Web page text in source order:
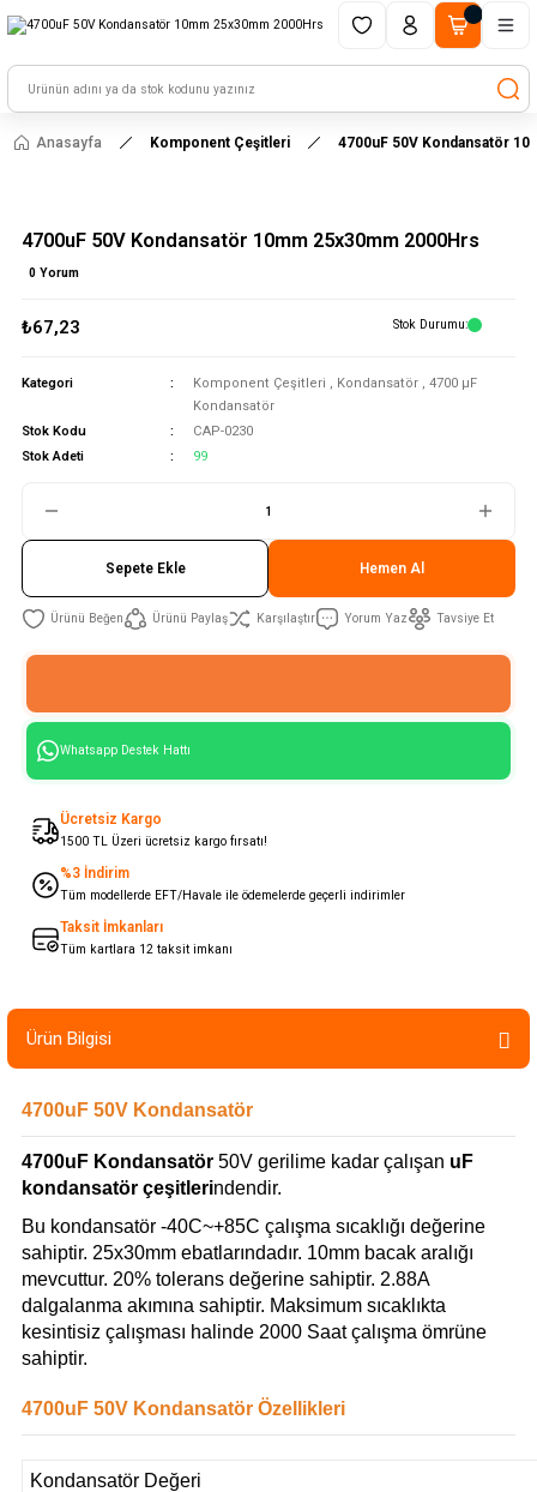
HAYAL ET - TASARLA - ÇALIŞTIR
Anasayfa Komponent Çeşitleri 4700uF 50V Kondansatör
4700uF 50V Kondansatör 10mm 25x30mm 2000Hrs
0 Yorum
₺67,23 Stok Durumu
Kategori Komponent Çeşitleri , Kondansatör , 4700 μF
Kondansatör
Stok Kodu
CAP-0230
Stok Adeti
99
Sepete Ekle Hemen Al
Ürünü Paylaş Karşılaştır Yorum Yaz Tavsiye Et
Whatsapp Destek Hattı
Ücretsiz Kargo
1500 TL Üzeri ücretsiz kargo fırsatı!
%3 İndirim
Tüm modellerde EFT/Havale ile ödemelerde geçerli indirimler
Taksit İmkanları
Tüm kartlara 12 taksit imkanı
Ürün Bilgisi
4700uF 50V Kondansatör
4700uF Kondansatör 50V gerilime kadar çalışan uF
kondansatör çeşitlerindendir.
Bu kondansatör -40C~+85C çalışma sıcaklığı değerine
sahiptir. 25x30mm ebatlarındadır. 10mm bacak aralığı
mevcuttur. 20% tolerans değerine sahiptir. 2.88A
dalgalanma akımına sahiptir. Maksimum sıcaklıkta
kesintisiz çalışması halinde 2000 Saat çalışma ömrüne
sahiptir.
4700uF 50V Kondansatör Özellikleri
Kondansatör Değeri